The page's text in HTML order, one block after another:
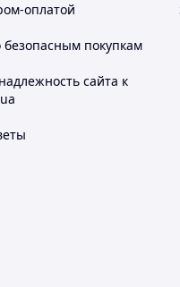
оплатой
покупкам
сайта к